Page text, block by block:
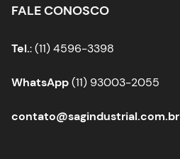
FALE CONOSCO
Tel.: (11) 4596-3398
WhatsApp(11) 93003-2055
contato@sagindustrial.com.br